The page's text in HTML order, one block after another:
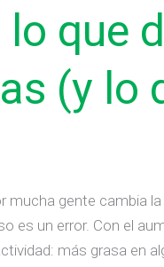
que
(y lo
mucha gente cambia
es un error. Con el
más grasa en